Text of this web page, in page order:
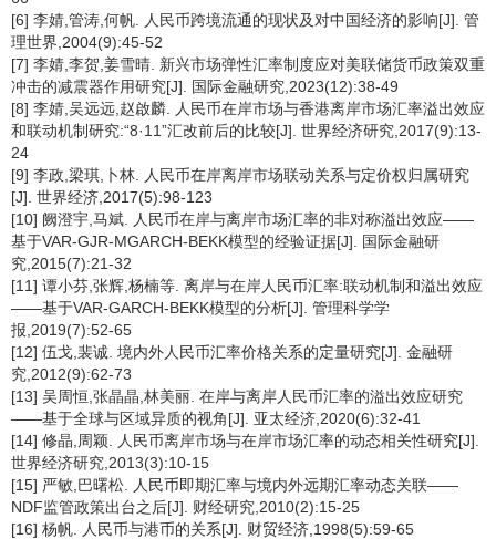
[6] 李婧,管涛,何帆. 人民币跨境流通的现状及对中国经济的影响[J]. 管
理世界,2004(9):45-52
[7] 李婧,李贺,姜雪晴. 新兴市场弹性汇率制度应对美联储货币政策双重
冲击的减震器作用研究[J]. 国际金融研究,2023(12):38-49
[8] 李婧,吴远远,赵啟麟. 人民币在岸市场与香港离岸市场汇率溢出效应
和联动机制研究:“8·11”汇改前后的比较[J]. 世界经济研究,2017(9):13-
24
[9] 李政,梁琪,卜林. 人民币在岸离岸市场联动关系与定价权归属研究
[J]. 世界经济,2017(5):98-123
[10] 阙澄宇,马斌. 人民币在岸与离岸市场汇率的非对称溢出效应——
基于VAR-GJR-MGARCH-BEKK模型的经验证据[J]. 国际金融研
究,2015(7):21-32
[11] 谭小芬,张辉,杨楠等. 离岸与在岸人民币汇率:联动机制和溢出效应
——基于VAR-GARCH-BEKK模型的分析[J]. 管理科学学
报,2019(7):52-65
[12] 伍戈,裴诚. 境内外人民币汇率价格关系的定量研究[J]. 金融研
究,2012(9):62-73
[13] 吴周恒,张晶晶,林美丽. 在岸与离岸人民币汇率的溢出效应研究
——基于全球与区域异质的视角[J]. 亚太经济,2020(6):32-41
[14] 修晶,周颖. 人民币离岸市场与在岸市场汇率的动态相关性研究[J].
世界经济研究,2013(3):10-15
[15] 严敏,巴曙松. 人民币即期汇率与境内外远期汇率动态关联——
NDF监管政策出台之后[J]. 财经研究,2010(2):15-25
[16] 杨帆. 人民币与港币的关系[J]. 财贸经济,1998(5):59-65